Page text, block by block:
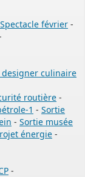
Spectacle février -
culinaire
routière -
1 - Sortie
- Sortie musée
énergie -
-